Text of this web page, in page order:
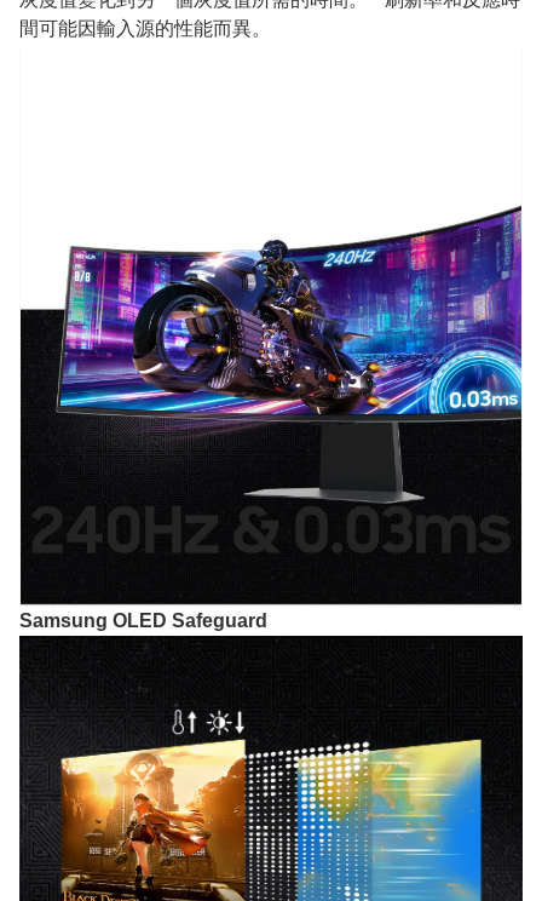
間可能因輸入源的性能而異。
Samsung OLED Safeguard